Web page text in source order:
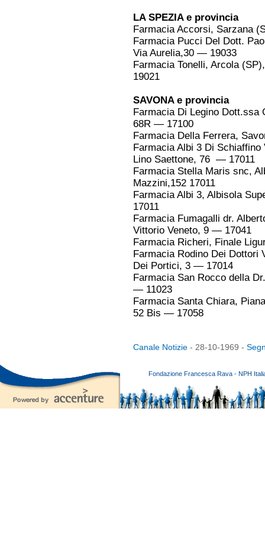
LA SPEZIA e provincia
Farmacia Accorsi, Sarzana
Farmacia Pucci Del Dott.
Via Aurelia,30 — 19033
Farmacia Tonelli, Arcola
19021
SAVONA e provincia
Farmacia Di Legino Dott.ssa
68R — 17100
Farmacia Della Ferrera,
Farmacia Albi 3 Di
Lino Saettone, 76 — 17011
Farmacia Stella Maris snc,
Mazzini,152 17011
Farmacia Albi 3, Albisola
17011
Farmacia Fumagalli dr.
Vittorio Veneto, 9 — 17041
Farmacia Richeri, Finale
Farmacia Rodino Dei Dottori
Dei Portici, 3 — 17014
Farmacia San Rocco della
— 11023
Farmacia Santa Chiara,
52 Bis — 17058
Canale Notizie - 28-10-1969 -
Fondazione Francesca Rava - NPH